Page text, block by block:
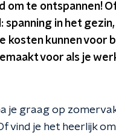
om te ontspannen!
spanning in het
kosten kunnen voor
voor als je
je graag op
vind je het heerlijk